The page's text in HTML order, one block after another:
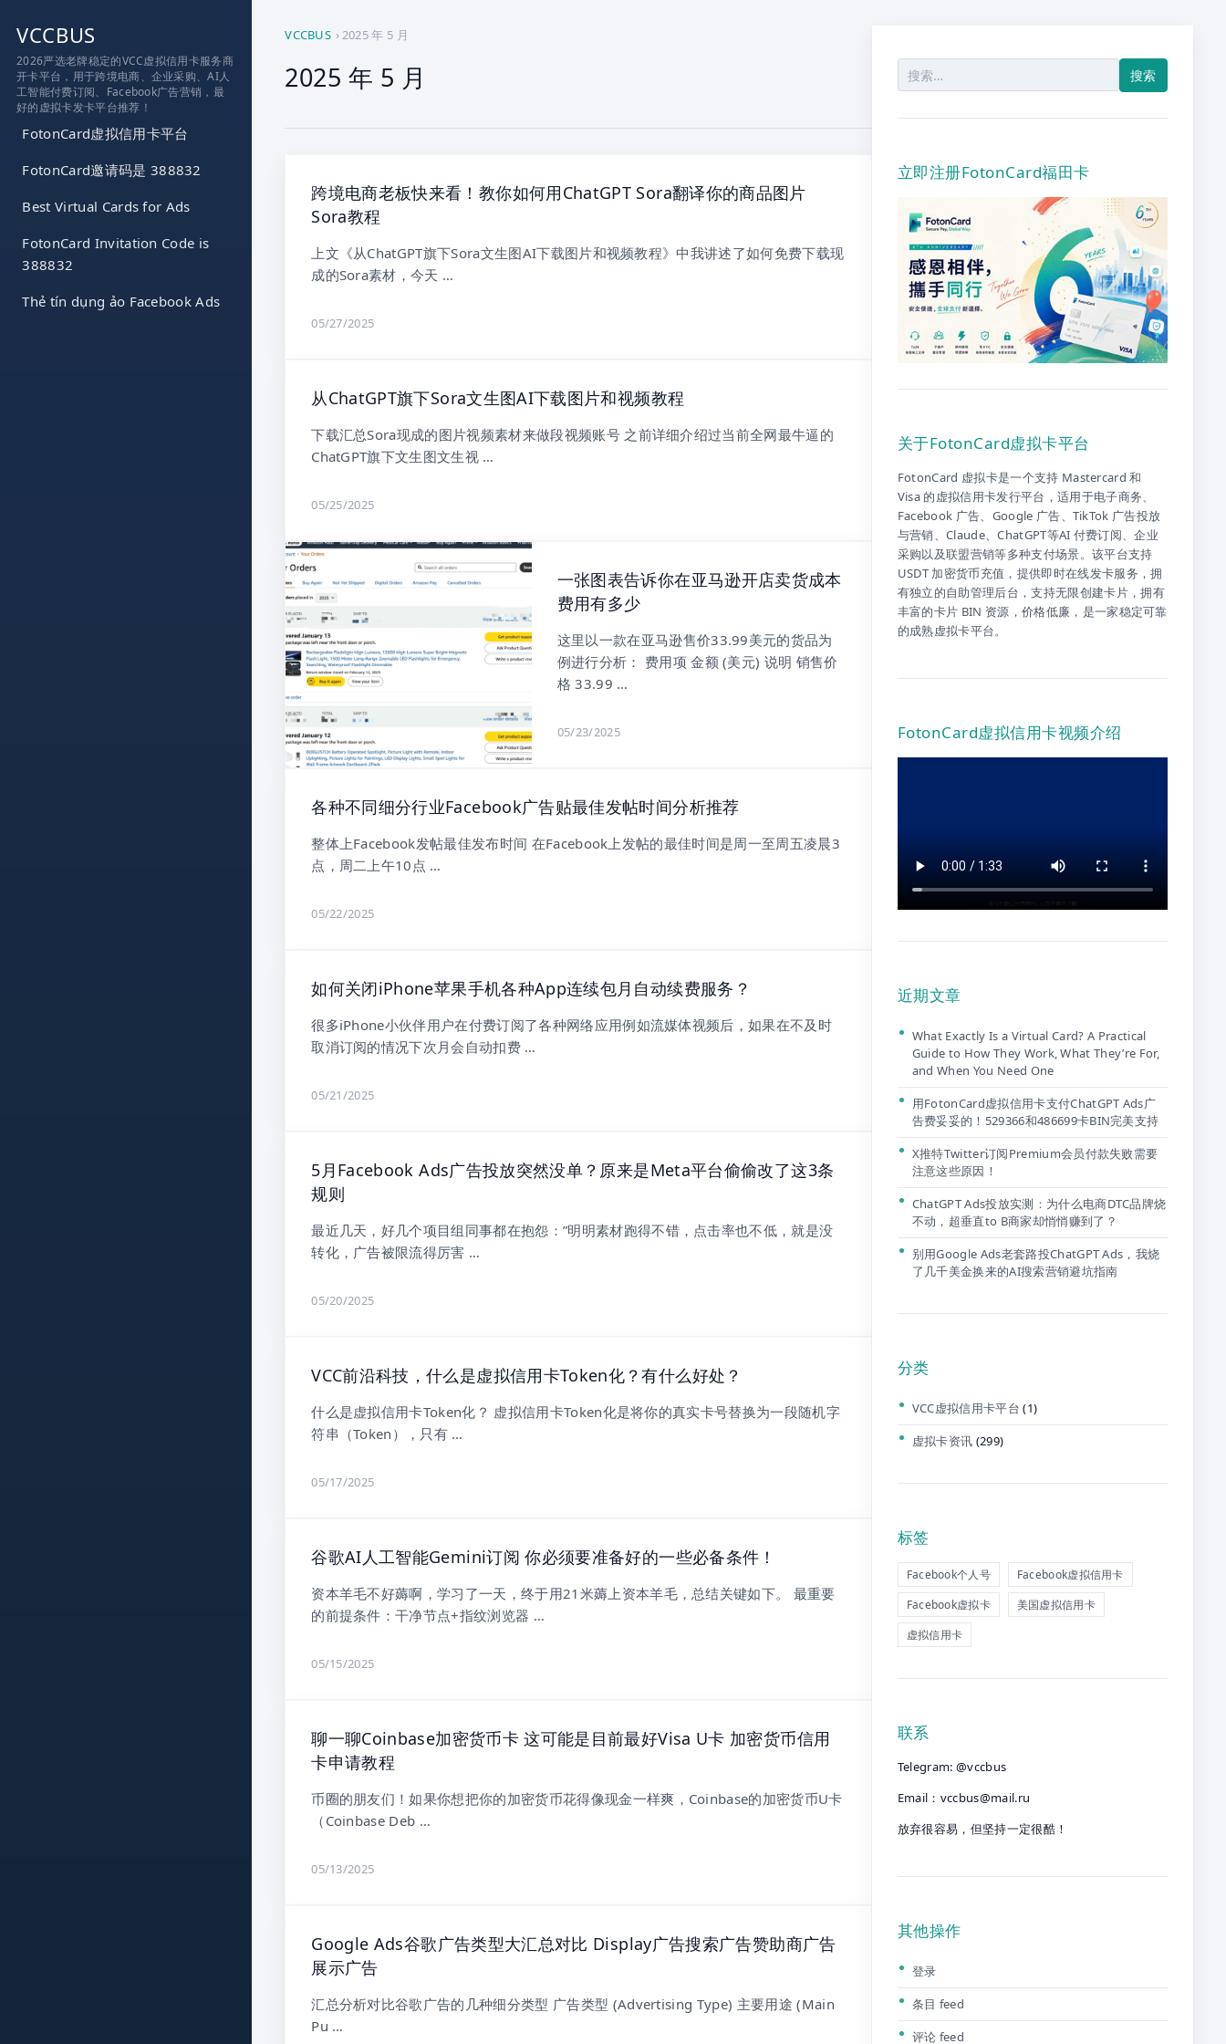
VCCBUS
2026严选老牌稳定的VCC虚拟信用卡服务商
开卡平台，用于跨境电商、企业采购、AI人
工智能付费订阅、Facebook广告营销，最
好的虚拟卡发卡平台推荐！
FotonCard虚拟信用卡平台
FotonCard邀请码是 388832
Best Virtual Cards for Ads
FotonCard Invitation Code is
388832
Thẻ tín dụng ảo Facebook Ads
VCCBUS ›2025 年 5 月
2025 年 5 月
跨境电商老板快来看！教你如何用ChatGPT Sora翻译你的商品图片
Sora教程
上文《从ChatGPT旗下Sora文生图AI下载图片和视频教程》中我讲述了如何免费下载现
成的Sora素材，今天 …
05/27/2025
从ChatGPT旗下Sora文生图AI下载图片和视频教程
下载汇总Sora现成的图片视频素材来做段视频账号 之前详细介绍过当前全网最牛逼的
ChatGPT旗下文生图文生视 …
05/25/2025
一张图表告诉你在亚马逊开店卖货成本
费用有多少
这里以一款在亚马逊售价33.99美元的货品为
例进行分析： 费用项 金额 (美元) 说明 销售价
格 33.99 …
05/23/2025
各种不同细分行业Facebook广告贴最佳发帖时间分析推荐
整体上Facebook发帖最佳发布时间 在Facebook上发帖的最佳时间是周一至周五凌晨3
点，周二上午10点 …
05/22/2025
如何关闭iPhone苹果手机各种App连续包月自动续费服务？
很多iPhone小伙伴用户在付费订阅了各种网络应用例如流媒体视频后，如果在不及时
取消订阅的情况下次月会自动扣费 …
05/21/2025
5月Facebook Ads广告投放突然没单？原来是Meta平台偷偷改了这3条
规则
最近几天，好几个项目组同事都在抱怨：”明明素材跑得不错，点击率也不低，就是没
转化，广告被限流得厉害 …
05/20/2025
VCC前沿科技，什么是虚拟信用卡Token化？有什么好处？
什么是虚拟信用卡Token化？ 虚拟信用卡Token化是将你的真实卡号替换为一段随机字
符串（Token），只有 …
05/17/2025
谷歌AI人工智能Gemini订阅 你必须要准备好的一些必备条件！
资本羊毛不好薅啊，学习了一天，终于用21米薅上资本羊毛，总结关键如下。 最重要
的前提条件：干净节点+指纹浏览器 …
05/15/2025
聊一聊Coinbase加密货币卡 这可能是目前最好Visa U卡 加密货币信用
卡申请教程
币圈的朋友们！如果你想把你的加密货币花得像现金一样爽，Coinbase的加密货币U卡
（Coinbase Deb …
05/13/2025
Google Ads谷歌广告类型大汇总对比 Display广告搜索广告赞助商广告
展示广告
汇总分析对比谷歌广告的几种细分类型 广告类型 (Advertising Type) 主要用途 (Main
Pu …
索：
立即注册FotonCard福田卡
关于FotonCard虚拟卡平台
FotonCard 虚拟卡是一个支持 Mastercard 和
Visa 的虚拟信用卡发行平台，适用于电子商务、
Facebook 广告、Google 广告、TikTok 广告投放
与营销、Claude、ChatGPT等AI 付费订阅、企业
采购以及联盟营销等多种支付场景。该平台支持
USDT 加密货币充值，提供即时在线发卡服务，拥
有独立的自助管理后台，支持无限创建卡片，拥有
丰富的卡片 BIN 资源，价格低廉，是一家稳定可靠
的成熟虚拟卡平台。
FotonCard虚拟信用卡视频介绍
近期文章
What Exactly Is a Virtual Card? A Practical
Guide to How They Work, What They’re For,
and When You Need One
用FotonCard虚拟信用卡支付ChatGPT Ads广
告费妥妥的！529366和486699卡BIN完美支持
X推特Twitter订阅Premium会员付款失败需要
注意这些原因！
ChatGPT Ads投放实测：为什么电商DTC品牌烧
不动，超垂直to B商家却悄悄赚到了？
别用Google Ads老套路投ChatGPT Ads，我烧
了几千美金换来的AI搜索营销避坑指南
分类
VCC虚拟信用卡平台 (1)
虚拟卡资讯 (299)
标签
Facebook个人号
Facebook虚拟信用卡
Facebook虚拟卡
美国虚拟信用卡
虚拟信用卡
联系
Telegram: @vccbus
Email： vccbus@mail.ru
放弃很容易，但坚持一定很酷！
其他操作
登录
条目 feed
评论 feed